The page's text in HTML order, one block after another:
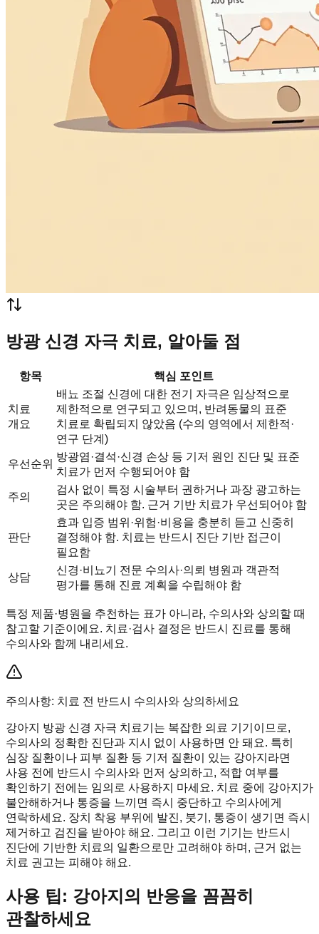
방광 신경 자극 치료, 알아둘 점
항목 핵심 포인트
치료
개요
배뇨 조절 신경에 대한 전기 자극은 임상적으로
제한적으로 연구되고 있으며, 반려동물의 표준
치료로 확립되지 않았음 (수의 영역에서 제한적·
연구 단계)
우선순위
방광염·결석·신경 손상 등 기저 원인 진단 및 표준
치료가 먼저 수행되어야 함
주의
검사 없이 특정 시술부터 권하거나 과장 광고하는
곳은 주의해야 함. 근거 기반 치료가 우선되어야 함
판단
효과 입증 범위·위험·비용을 충분히 듣고 신중히
결정해야 함. 치료는 반드시 진단 기반 접근이
필요함
상담
신경·비뇨기 전문 수의사·의뢰 병원과 객관적
평가를 통해 진료 계획을 수립해야 함
특정 제품·병원을 추천하는 표가 아니라, 수의사와 상의할 때
참고할 기준이에요. 치료·검사 결정은 반드시 진료를 통해
수의사와 함께 내리세요.
주의사항: 치료 전 반드시 수의사와 상의하세요
강아지 방광 신경 자극 치료기는 복잡한 의료 기기이므로,
수의사의 정확한 진단과 지시 없이 사용하면 안 돼요. 특히
심장 질환이나 피부 질환 등 기저 질환이 있는 강아지라면
사용 전에 반드시 수의사와 먼저 상의하고, 적합 여부를
확인하기 전에는 임의로 사용하지 마세요. 치료 중에 강아지가
불안해하거나 통증을 느끼면 즉시 중단하고 수의사에게
연락하세요. 장치 착용 부위에 발진, 붓기, 통증이 생기면 즉시
제거하고 검진을 받아야 해요. 그리고 이런 기기는 반드시
진단에 기반한 치료의 일환으로만 고려해야 하며, 근거 없는
치료 권고는 피해야 해요.
사용 팁: 강아지의 반응을 꼼꼼히
관찰하세요